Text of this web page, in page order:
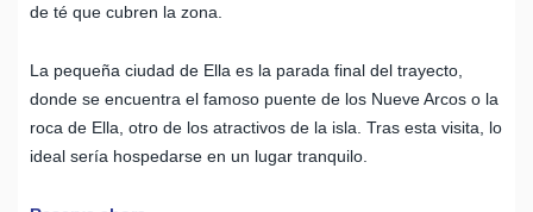
de té que cubren la zona.
La pequeña ciudad de Ella es la parada final del trayecto,
donde se encuentra el famoso puente de los Nueve Arcos o la
roca de Ella, otro de los atractivos de la isla. Tras esta visita, lo
ideal sería hospedarse en un lugar tranquilo.